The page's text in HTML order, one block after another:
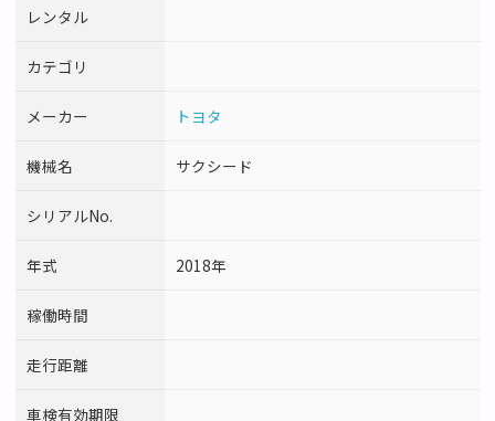
レンタル
カテゴリ
メーカー トヨタ
機械名 サクシード
シリアルNo.
年式 2018年
稼働時間
走行距離
車検有効期限